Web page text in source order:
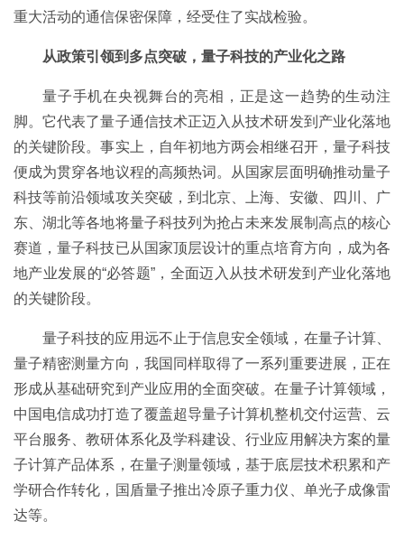
重大活动的通信保密保障，经受住了实战检验。
从政策引领到多点突破，量子科技的产业化之路
量子手机在央视舞台的亮相，正是这一趋势的生动注
脚。它代表了量子通信技术正迈入从技术研发到产业化落地
的关键阶段。事实上，自年初地方两会相继召开，量子科技
便成为贯穿各地议程的高频热词。从国家层面明确推动量子
科技等前沿领域攻关突破，到北京、上海、安徽、四川、广
东、湖北等各地将量子科技列为抢占未来发展制高点的核心
赛道，量子科技已从国家顶层设计的重点培育方向，成为各
地产业发展的“必答题”，全面迈入从技术研发到产业化落地
的关键阶段。
量子科技的应用远不止于信息安全领域，在量子计算、
量子精密测量方向，我国同样取得了一系列重要进展，正在
形成从基础研究到产业应用的全面突破。在量子计算领域，
中国电信成功打造了覆盖超导量子计算机整机交付运营、云
平台服务、教研体系化及学科建设、行业应用解决方案的量
子计算产品体系，在量子测量领域，基于底层技术积累和产
学研合作转化，国盾量子推出冷原子重力仪、单光子成像雷
达等。